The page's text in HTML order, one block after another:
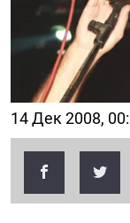
14 Дек 2008,